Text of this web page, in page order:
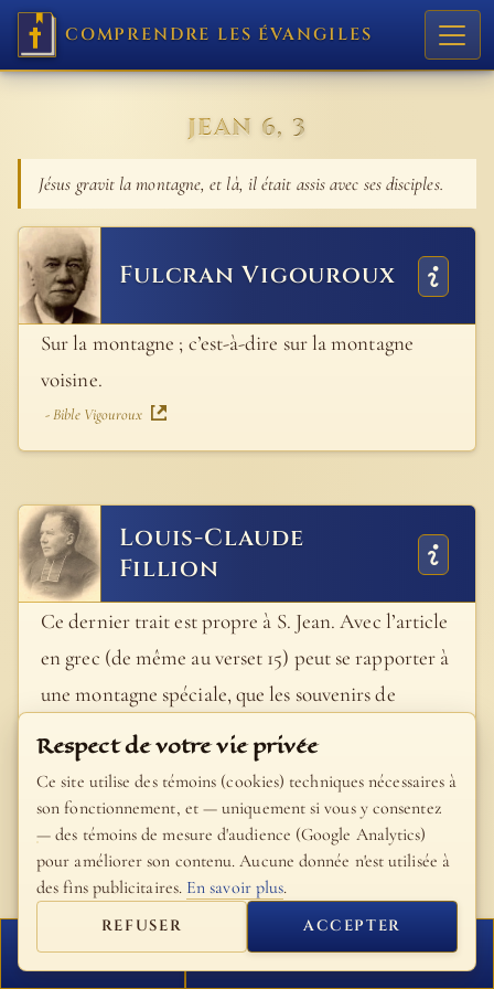
COMPRENDRE LES ÉVANGILES
JEAN 6, 3
Jésus gravit la montagne, et là, il était assis avec ses disciples.
Fulcran Vigouroux
Sur la montagne ; c’est-à-dire sur la montagne
voisine.
- Bible Vigouroux
Louis-Claude
Fillion
Ce dernier trait est propre à S. Jean. Avec l’article
en grec (de même au verset 15) peut se rapporter à
une montagne spéciale, que les souvenirs de
l’évangéliste lui rendaient présente au moment où
il écrivait ; mais ces mots pourraient bien
convenir aussi à tout le district montagneux du N.
E. du lac, par opposition aux rives beaucoup plus
basses. S. Matthieu se contente de dire que Jésus
s’était retiré en une lieu désert ; S. Luc précise la
localité en la plaçant non loin de Bethsaïda-Julias ;
FERMER PROCHAIN VERSET
Respect de votre vie privée
Ce site utilise des témoins (cookies) techniques nécessaires à
son fonctionnement, et — uniquement si vous y consentez
— des témoins de mesure d'audience (Google Analytics)
pour améliorer son contenu. Aucune donnée n'est utilisée à
des fins publicitaires. En savoir plus.
REFUSER ACCEPTER